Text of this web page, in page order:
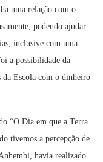
uma relação com o
podendo ajudar
inclusive com uma
a possibilidade da
da Escola com o dinheiro
“O Dia em que a Terra
tivemos a percepção de
havia realizado